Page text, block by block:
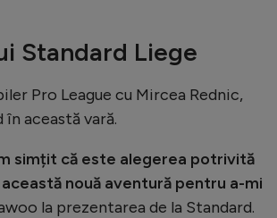
Standard Liege
Pro League cu Mircea Rednic,
această vară.
simțit că este alegerea potrivită
nouă aventură pentru a-mi
la prezentarea de la Standard.